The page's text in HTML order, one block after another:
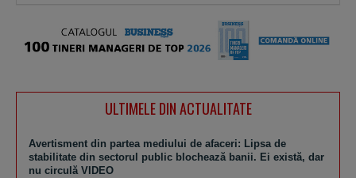
ULTIMELE DIN ACTUALITATE
Avertisment din partea mediului de afaceri: Lipsa de
stabilitate din sectorul public blochează banii. Ei există, dar
nu circulă VIDEO